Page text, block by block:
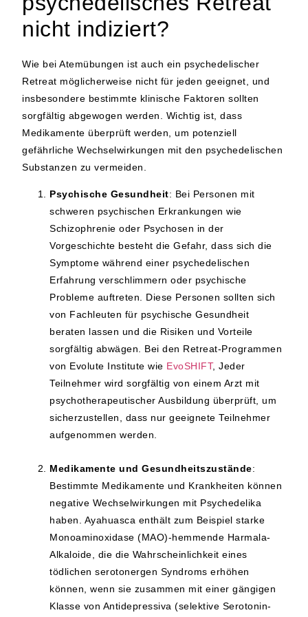
nicht indiziert?
Wie bei Atemübungen ist auch ein psychedelischer
Retreat möglicherweise nicht für jeden geeignet, und
insbesondere bestimmte klinische Faktoren sollten
sorgfältig abgewogen werden. Wichtig ist, dass
Medikamente überprüft werden, um potenziell
gefährliche Wechselwirkungen mit den psychedelischen
Substanzen zu vermeiden.
Psychische Gesundheit: Bei Personen mit
schweren psychischen Erkrankungen wie
Schizophrenie oder Psychosen in der
Vorgeschichte besteht die Gefahr, dass sich die
Symptome während einer psychedelischen
Erfahrung verschlimmern oder psychische
Probleme auftreten. Diese Personen sollten sich
von Fachleuten für psychische Gesundheit
beraten lassen und die Risiken und Vorteile
sorgfältig abwägen. Bei den Retreat-Programmen
von Evolute Institute wie EvoSHIFT,Jeder
Teilnehmer wird sorgfältig von einem Arzt mit
psychotherapeutischer Ausbildung überprüft, um
sicherzustellen, dass nur geeignete Teilnehmer
aufgenommen werden.
Medikamente und Gesundheitszustände:
Bestimmte Medikamente und Krankheiten können
negative Wechselwirkungen mit Psychedelika
haben. Ayahuasca enthält zum Beispiel starke
Monoaminoxidase (MAO)-hemmende Harmala-
Alkaloide, die die Wahrscheinlichkeit eines
tödlichen serotonergen Syndroms erhöhen
können, wenn sie zusammen mit einer gängigen
Klasse von Antidepressiva (selektive Serotonin-